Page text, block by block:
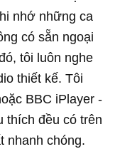
nhớ những ca
có sẵn ngoại
tôi luôn nghe
thiết kế. Tôi
BBC iPlayer -
thích đều có trên
nhanh chóng.